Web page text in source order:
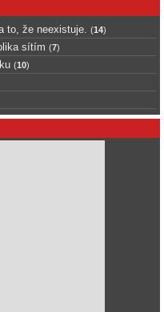
to, že neexistuje. (14)
sítím (7)
(10)